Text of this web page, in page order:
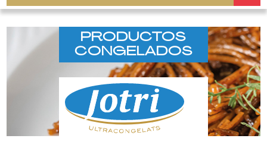
PRODUCTOS
CONGELADOS